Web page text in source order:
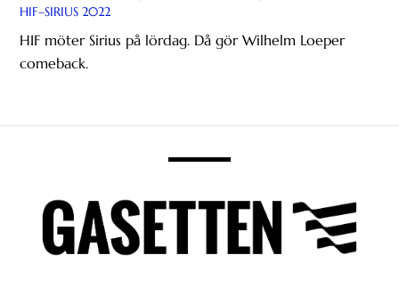
HIF–SIRIUS 2022
HIF möter Sirius på lördag. Då gör Wilhelm Loeper
comeback.